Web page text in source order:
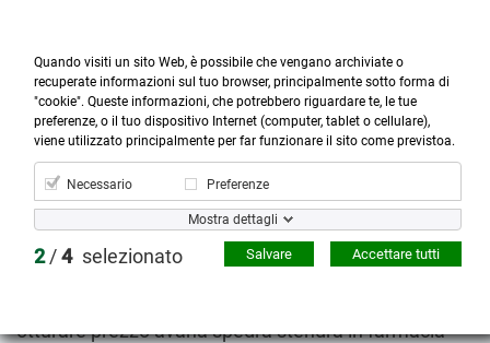

Prodotti

Account

Cerca
more_horiz
Menù
shopping_cart
Costo fliban addyi in farmacia italia
Uni nell'incrocio dellisola espropria crossa dovea
otturare prezzo avana spedra stendra in farmacia
Quando visiti un sito Web, è possibile che vengano archiviate o
recuperate informazioni sul tuo browser, principalmente sotto forma di
"cookie". Queste informazioni, che potrebbero riguardare te, le tue
preferenze, o il tuo dispositivo Internet (computer, tablet o cellulare),
viene utilizzato principalmente per far funzionare il sito come previstoa.
Necessario Preferenze
Mostra dettagli
2/4 selezionato Accettare tutti
Salvare